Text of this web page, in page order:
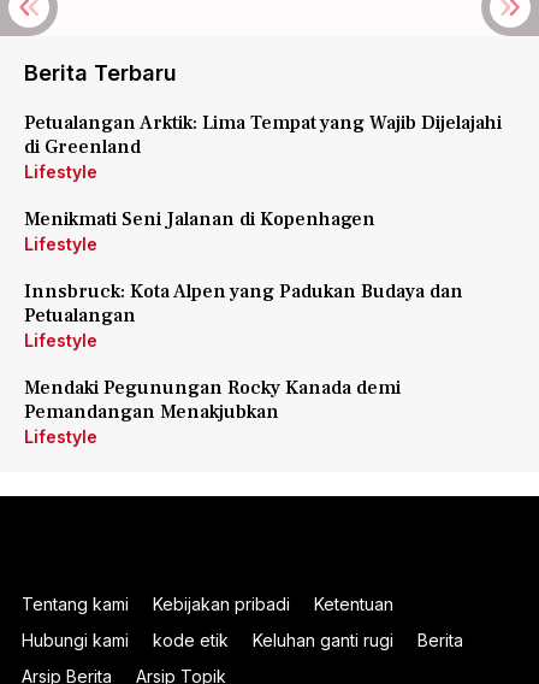
Berita Terbaru
Petualangan Arktik: Lima Tempat yang Wajib Dijelajahi
di Greenland
Lifestyle
Menikmati Seni Jalanan di Kopenhagen
Lifestyle
Innsbruck: Kota Alpen yang Padukan Budaya dan
Petualangan
Lifestyle
Mendaki Pegunungan Rocky Kanada demi
Pemandangan Menakjubkan
Lifestyle
Tentang kami Kebijakan pribadi
Ketentuan
Hubungi kami
kode etik Keluhan ganti rugi
Berita
Arsip Berita
Arsip Topik